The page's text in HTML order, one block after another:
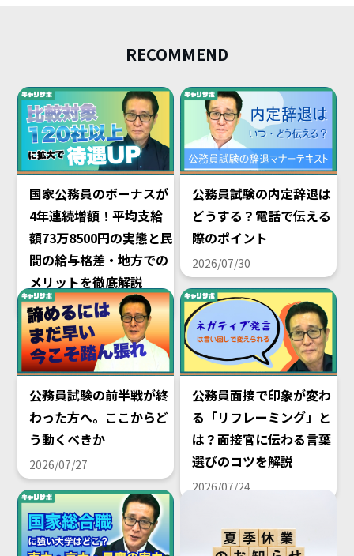
RECOMMEND
国家公務員のボーナスが
4年連続増額！平均支給
額73万8500円の実態と民
間の給与格差・地方での
メリットを徹底解説
2026/08/02
公務員試験の内定辞退は
どうする？電話で伝える
際のポイント
2026/07/30
公務員試験の前半戦が終
わった方へ。ここからど
う動くべきか
2026/07/27
公務員面接で印象が変わ
る「リフレーミング」と
は？面接官に伝わる言葉
選びのコツを解説
2026/07/24